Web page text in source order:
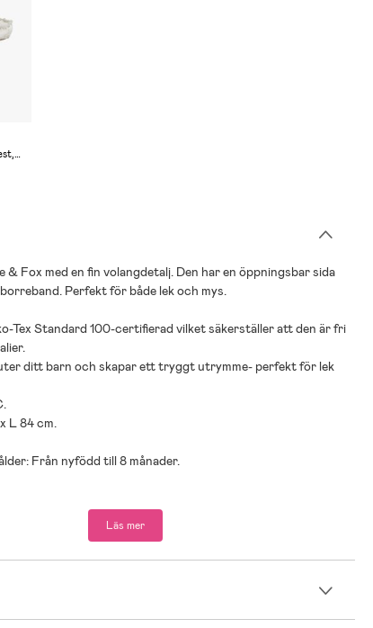
& Fox med en fin volangdetalj. Den har en öppningsbar sida
Perfekt för både lek och mys.
Tex Standard 100-certifierad vilket säkerställer att den är fri
ditt barn och skapar ett tryggt utrymme- perfekt för lek
L 84 cm.
Från nyfödd till 8 månader.
Läs mer